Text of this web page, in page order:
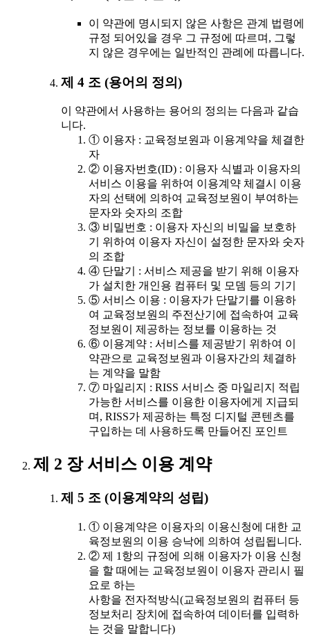
이 약관에 명시되지 않은 사항은 관계 법령에
규정 되어있을 경우 그 규정에 따르며, 그렇
지 않은 경우에는 일반적인 관례에 따릅니다.
제 4 조 (용어의 정의)
이 약관에서 사용하는 용어의 정의는 다음과 같습
니다.
① 이용자 : 교육정보원과 이용계약을 체결한
자
② 이용자번호(ID) : 이용자 식별과 이용자의
서비스 이용을 위하여 이용계약 체결시 이용
자의 선택에 의하여 교육정보원이 부여하는
문자와 숫자의 조합
③ 비밀번호 : 이용자 자신의 비밀을 보호하
기 위하여 이용자 자신이 설정한 문자와 숫자
의 조합
④ 단말기 : 서비스 제공을 받기 위해 이용자
가 설치한 개인용 컴퓨터 및 모뎀 등의 기기
⑤ 서비스 이용 : 이용자가 단말기를 이용하
여 교육정보원의 주전산기에 접속하여 교육
정보원이 제공하는 정보를 이용하는 것
⑥ 이용계약 : 서비스를 제공받기 위하여 이
약관으로 교육정보원과 이용자간의 체결하
는 계약을 말함
⑦ 마일리지 : RISS 서비스 중 마일리지 적립
가능한 서비스를 이용한 이용자에게 지급되
며, RISS가 제공하는 특정 디지털 콘텐츠를
구입하는 데 사용하도록 만들어진 포인트
제 2 장 서비스 이용 계약
제 5 조 (이용계약의 성립)
① 이용계약은 이용자의 이용신청에 대한 교
육정보원의 이용 승낙에 의하여 성립됩니다.
② 제 1항의 규정에 의해 이용자가 이용 신청
을 할 때에는 교육정보원이 이용자 관리시 필
요로 하는
사항을 전자적방식(교육정보원의 컴퓨터 등
정보처리 장치에 접속하여 데이터를 입력하
는 것을 말합니다)